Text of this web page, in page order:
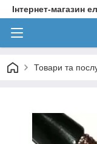
Інтернет-магазин
Товари та